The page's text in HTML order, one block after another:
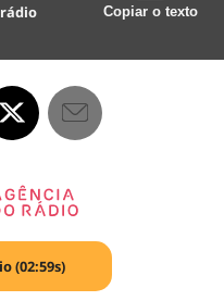
Copiar o texto
(02:59s)